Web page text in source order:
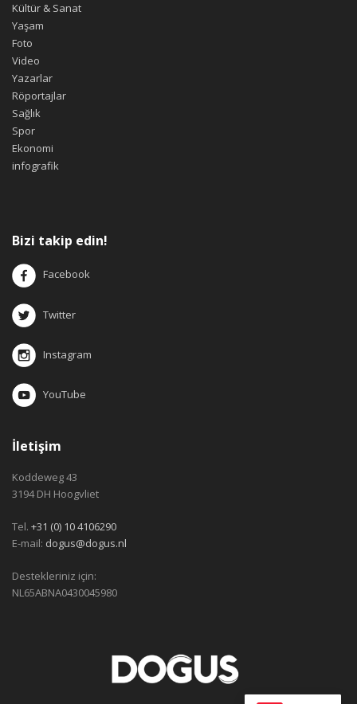
Kültür & Sanat
Yaşam
Foto
Video
Yazarlar
Röportajlar
Sağlık
Spor
Ekonomi
infografik
Bizi takip edin!
Facebook
Twitter
Instagram
YouTube
İletişim
Koddeweg 43
3194 DH Hoogvliet
Tel. +31 (0) 10 4106290
E-mail: dogus@dogus.nl
Destekleriniz için:
NL65ABNA0430045980